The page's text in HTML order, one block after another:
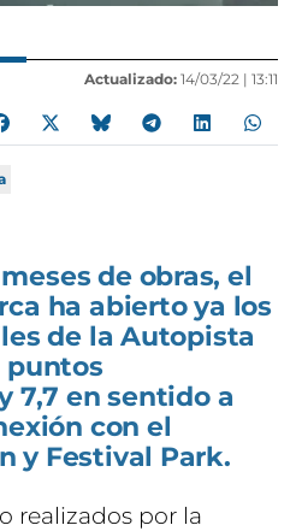
Actualizado: 14/03/22 | 13:11
de obras, el
ha abierto ya los
de la Autopista
puntos
7,7 en sentido a
con el
y Festival Park.
realizados por la